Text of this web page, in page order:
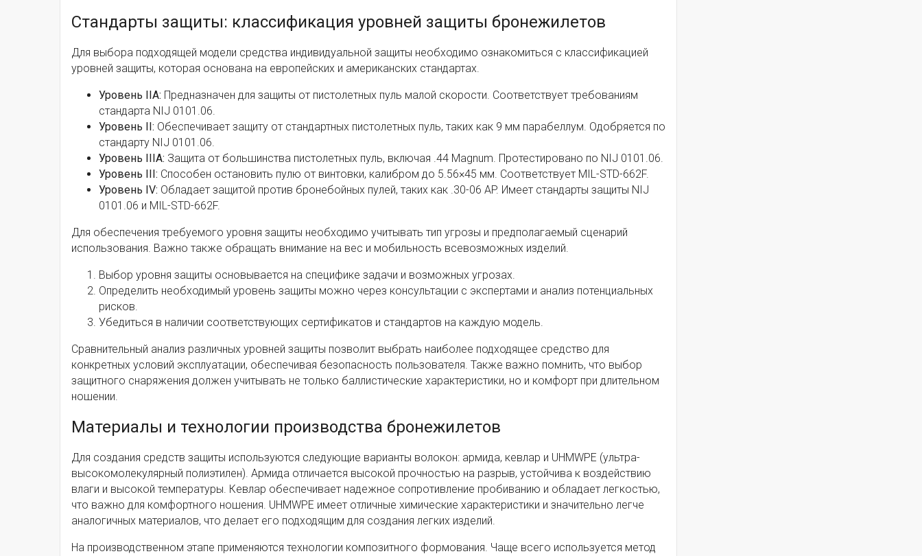
Стандарты защиты: классификация уровней защиты бронежилетов
Для выбора подходящей модели средства индивидуальной защиты необходимо ознакомиться с классификацией
уровней защиты, которая основана на европейских и американских стандартах.
Уровень IIA: Предназначен для защиты от пистолетных пуль малой скорости. Соответствует требованиям
стандарта NIJ 0101.06.
Уровень II: Обеспечивает защиту от стандартных пистолетных пуль, таких как 9 мм парабеллум. Одобряется по
стандарту NIJ 0101.06.
Уровень IIIA: Защита от большинства пистолетных пуль, включая .44 Magnum. Протестировано по NIJ 0101.06.
Уровень III: Способен остановить пулю от винтовки, калибром до 5.56×45 мм. Соответствует MIL-STD-662F.
Уровень IV: Обладает защитой против бронебойных пулей, таких как .30-06 AP. Имеет стандарты защиты NIJ
0101.06 и MIL-STD-662F.
Для обеспечения требуемого уровня защиты необходимо учитывать тип угрозы и предполагаемый сценарий
использования. Важно также обращать внимание на вес и мобильность всевозможных изделий.
Выбор уровня защиты основывается на специфике задачи и возможных угрозах.
Определить необходимый уровень защиты можно через консультации с экспертами и анализ потенциальных
рисков.
Убедиться в наличии соответствующих сертификатов и стандартов на каждую модель.
Сравнительный анализ различных уровней защиты позволит выбрать наиболее подходящее средство для
конкретных условий эксплуатации, обеспечивая безопасность пользователя. Также важно помнить, что выбор
защитного снаряжения должен учитывать не только баллистические характеристики, но и комфорт при длительном
ношении.
Материалы и технологии производства бронежилетов
Для создания средств защиты используются следующие варианты волокон: армида, кевлар и UHMWPE (ультра-
высокомолекулярный полиэтилен). Армида отличается высокой прочностью на разрыв, устойчива к воздействию
влаги и высокой температуры. Кевлар обеспечивает надежное сопротивление пробиванию и обладает легкостью,
что важно для комфортного ношения. UHMWPE имеет отличные химические характеристики и значительно легче
аналогичных материалов, что делает его подходящим для создания легких изделий.
На производственном этапе применяются технологии композитного формования. Чаще всего используется метод